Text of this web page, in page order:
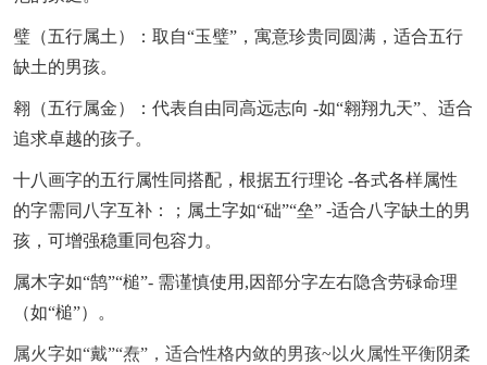
璧（五行属土）：取自“玉璧”，寓意珍贵同圆满，适合五行
缺土的男孩。
翱（五行属金）：代表自由同高远志向 -如“翱翔九天”、适合
追求卓越的孩子。
十八画字的五行属性同搭配，根据五行理论 -各式各样属性
的字需同八字互补：；属土字如“础”“垒” -适合八字缺土的男
孩，可增强稳重同包容力。
属木字如“鹄”“槌”- 需谨慎使用,因部分字左右隐含劳碌命理
（如“槌”）。
属火字如“戴”“焘”，适合性格内敛的男孩~以火属性平衡阴柔